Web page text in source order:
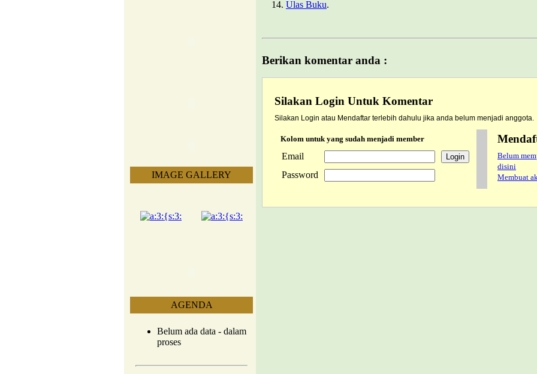
IMAGE GALLERY
AGENDA
Belum ada data - dalam
proses
Ulas Buku.
Berikan komentar anda :
Silakan Login Untuk Komentar
Silakan Login atau Mendaftar terlebih dahulu jika anda belum menjadi anggota.
Kolom untuk yang sudah menjadi member
Email
Password
Belum
disini
Membuat